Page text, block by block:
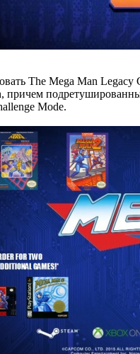
The Mega Man
причем
Mode.